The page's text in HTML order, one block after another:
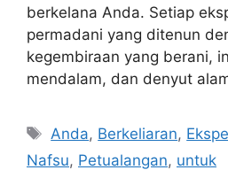
berkelana Anda. Setiap
permadani yang ditenun
kegembiraan yang berani,
mendalam, dan denyut
Tags
Anda, Berkeliaran,
Nafsu, Petualangan, untuk